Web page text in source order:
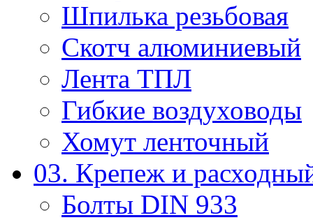
Шпилька резьбовая
Скотч алюминиевый
Лента ТПЛ
Гибкие воздуховоды
Хомут ленточный
03. Крепеж и
Болты DIN 933